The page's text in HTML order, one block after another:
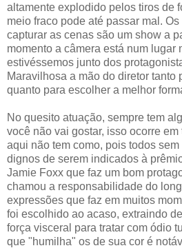
altamente explodido pelos tiros de
meio fraco pode até passar mal.
capturar as cenas são um show a
momento a câmera está num lugar
estivéssemos junto dos
Maravilhosa a mão do diretor tanto
quanto para escolher a melhor
No quesito atuação, sempre tem
você não vai gostar, isso ocorre
aqui não tem como, pois todos
dignos de serem indicados à
Jamie Foxx que faz um bom
chamou a responsabilidade do
expressões que faz em muitos
foi escolhido ao acaso, extraindo
força visceral para tratar com ódio
que "humilha" os de sua cor é